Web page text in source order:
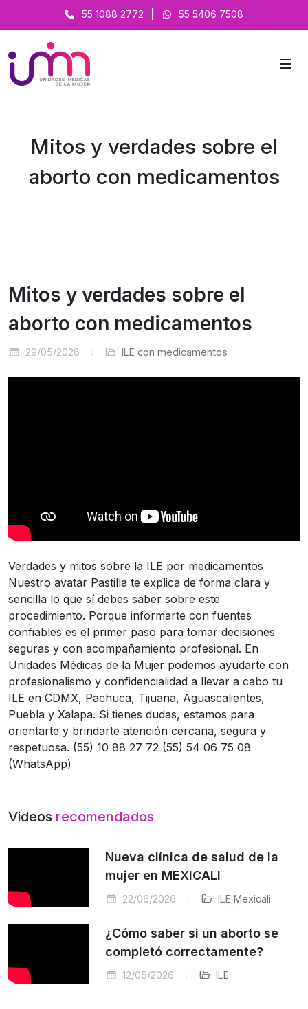
55 1088 2772 55 5406 7508
Mitos y verdades sobre el
aborto con medicamentos
Mitos y verdades sobre el
aborto con medicamentos
29/05/2026 ILE con medicamentos
Verdades y mitos sobre la ILE por medicamentos
Nuestro avatar Pastilla te explica de forma clara y
sencilla lo que sí debes saber sobre este
procedimiento. Porque informarte con fuentes
confiables es el primer paso para tomar decisiones
seguras y con acompañamiento profesional. En
Unidades Médicas de la Mujer podemos ayudarte con
profesionalismo y confidencialidad a llevar a cabo tu
ILE en CDMX, Pachuca, Tijuana, Aguascalientes,
Puebla y Xalapa. Si tienes dudas, estamos para
orientarte y brindarte atención cercana, segura y
respetuosa. (55) 10 88 27 72 (55) 54 06 75 08
(WhatsApp)
Videos recomendados
Nueva clínica de salud de la
mujer en MEXICALI
22/06/2026 ILE Mexicali
¿Cómo saber si un aborto se
completó correctamente?
12/05/2026 ILE